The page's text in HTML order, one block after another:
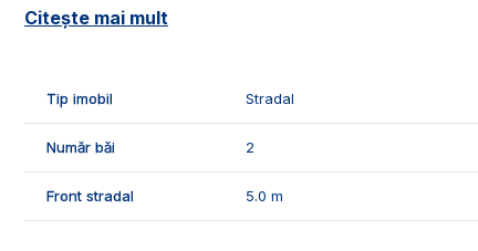
- 2 incaperi mari destinata utilizarii in scopri comerciale;
- 2 camere;
- 1 hol.
✅Facilitatile si caracteristicile spatiului:
Citește mai mult
Tip imobil Stradal
Număr băi 2
Front stradal 5.0 m